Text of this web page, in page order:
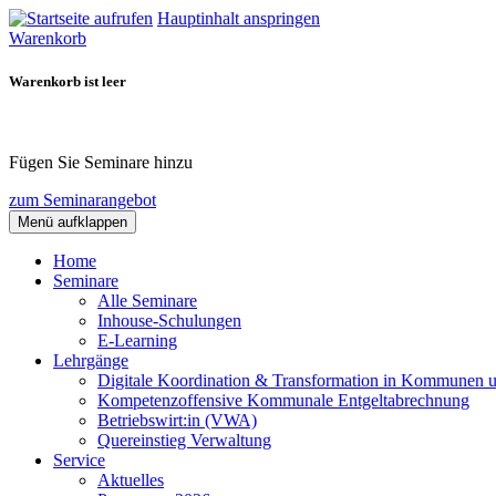
Hauptinhalt anspringen
Warenkorb
Warenkorb ist leer
Fügen Sie Seminare hinzu
zum Seminarangebot
Menü aufklappen
Home
Seminare
Alle Seminare
Inhouse-Schulungen
E-Learning
Lehrgänge
Digitale Koordination & Transformation in Kommunen
Kompetenzoffensive Kommunale Entgeltabrechnung
Betriebswirt:in (VWA)
Quereinstieg Verwaltung
Service
Aktuelles